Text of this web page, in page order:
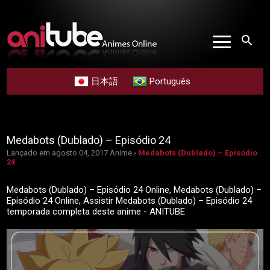
search
日本語 Português
Medabots (Dublado) – Episódio 24
Lançado em agosto 04, 2017 Anime › Medabots (Dublado) – Episódio
24
Medabots (Dublado) – Episódio 24 Online, Medabots (Dublado) –
Episódio 24 Online, Assistir Medabots (Dublado) – Episódio 24
temporada completa deste anime - ANITUBE